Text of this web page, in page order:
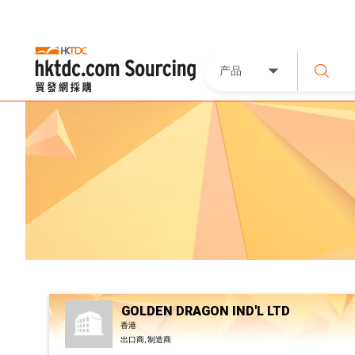
产品
GOLDEN DRAGON IND'L LTD
香港
出口商, 制造商